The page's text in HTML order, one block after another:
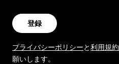
登録
プライバシーポリシーと利用規約
願いします。